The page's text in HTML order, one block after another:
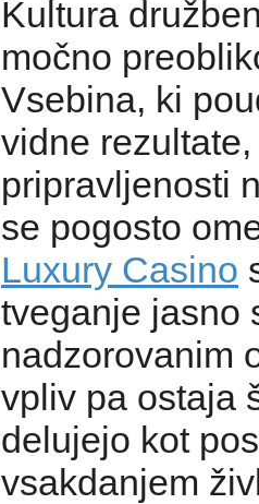
Kultura
močno
Vsebina, ki
vidne
pripravljenosti
se pogosto
Luxury Casino
tveganje jasno
nadzorovanim
vpliv pa ostaja
delujejo kot
vsakdanjem